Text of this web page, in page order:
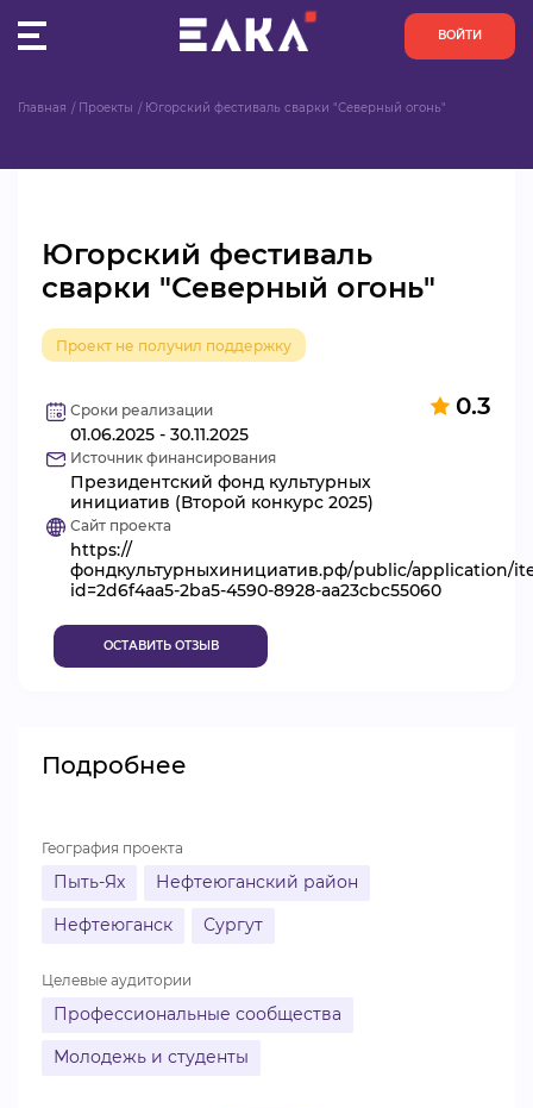
ВОЙТИ
ОРГАНИЗАЦИИ
АНАЛИТИКА
БАЗА ЗНАНИЙ
ВИДЕОКУРСЫ
Главная Проекты Югорский фестиваль сварки "Северный огонь"
Югорский фестиваль
сварки "Северный огонь"
Проект не получил поддержку
0.3
Сроки реализации
01.06.2025 - 30.11.2025
Источник финансирования
Президентский фонд культурных
инициатив (Второй конкурс 2025)
Сайт проекта
https://
фондкультурныхинициатив.рф/public/application/
id=2d6f4aa5-2ba5-4590-8928-aa23cbc55060
ОСТАВИТЬ ОТЗЫВ
Подробнее
География проекта
Пыть-Ях
Нефтеюганский район
Нефтеюганск
Сургут
Целевые аудитории
Профессиональные сообщества
Молодежь и студенты